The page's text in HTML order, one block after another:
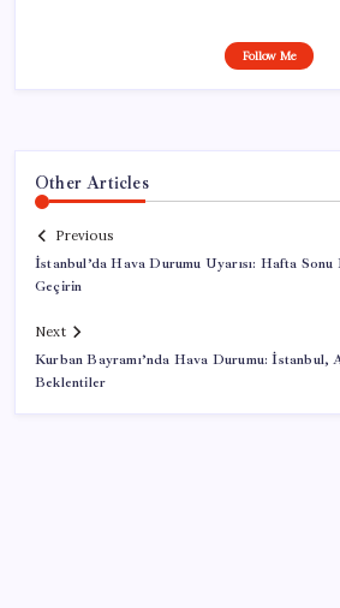
Follow Me
Other Articles
Previous
İstanbul’da Hava Durumu Uyarısı: Hafta Sonu
Geçirin
Next
Kurban Bayramı’nda Hava Durumu: İstanbul,
Beklentiler